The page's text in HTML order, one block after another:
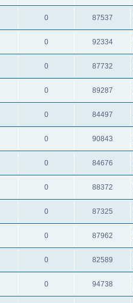
0 87537
0 92334
0 87732
0 89287
0 84497
0 90843
0 84676
0 88372
0 87325
0 87962
0 82589
0 94738